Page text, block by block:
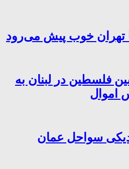
تهران خوب پیش می‌رود
فلسطین در لبنان به
اموال
سواحل عمان